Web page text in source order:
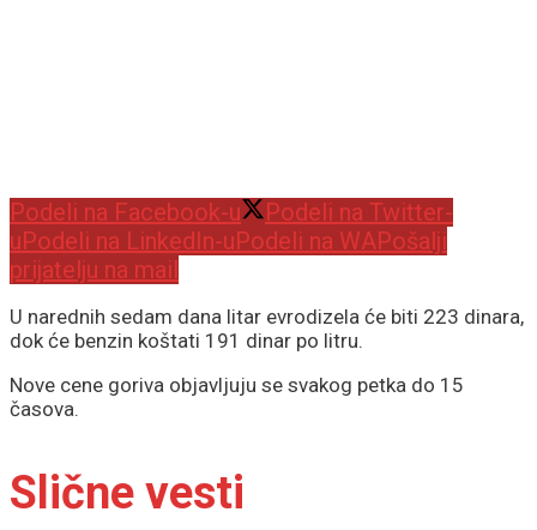
Podeli na Facebook-u
Podeli na Twitter-
u Podeli na LinkedIn-u Podeli na WAPošalji
prijatelju na mail
U narednih sedam dana litar evrodizela će biti 223 dinara,
dok će benzin koštati 191 dinar po litru.
Nove cene goriva objavljuju se svakog petka do 15
časova.
Slične vesti